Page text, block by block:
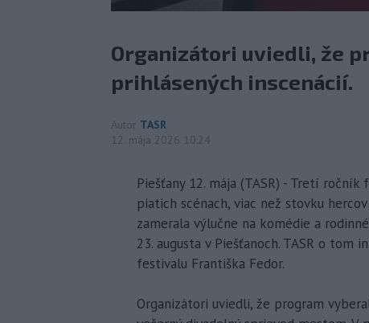
Organizátori uviedli, že
prihlásených inscenácií.
Autor TASR
12. mája 2026 10:24
Piešťany 12. mája (TASR) - Tretí
piatich scénach, viac než stovku
zamerala výlučne na komédie a
23. augusta v Piešťanoch. TASR o tom
festivalu Františka Fedor.
Organizátori uviedli, že program